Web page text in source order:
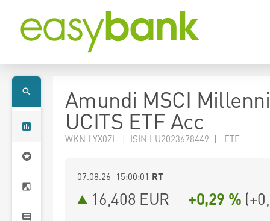
Amundi MSCI
UCITS ETF Acc
WKN LYX0ZL | ISIN LU2023678449 | ETF
07.08.26 15:00:01 RT
16,408 EUR +0,29 % (